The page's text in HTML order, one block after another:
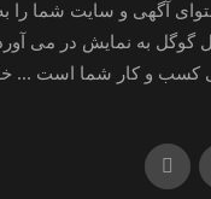
آگهی و سایت شما را
به نمایش در می
کسب و کار شما است ...